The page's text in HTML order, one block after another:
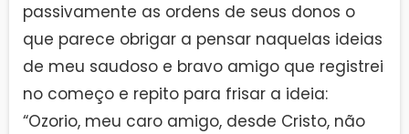
passivamente as ordens de seus donos o
que parece obrigar a pensar naquelas ideias
de meu saudoso e bravo amigo que registrei
no começo e repito para frisar a ideia:
“Ozorio, meu caro amigo, desde Cristo, não